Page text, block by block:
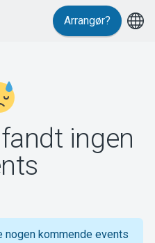
Arrangør?
ingen
nogen kommende events